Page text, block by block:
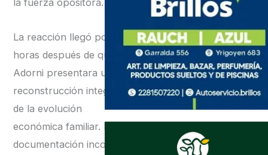
La reacción llegó pocas
horas después de que
Adorni presentara una
reconstrucción integral
de la evolución
económica familiar. En la
documentación incorporó